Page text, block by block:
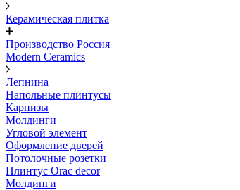
Керамическая плитка
Производство Россия
Modern Ceramics
Лепнина
Напольные плинтусы
Карнизы
Молдинги
Угловой элемент
Оформление дверей
Потолочные розетки
Плинтус Orac decor
Молдинги